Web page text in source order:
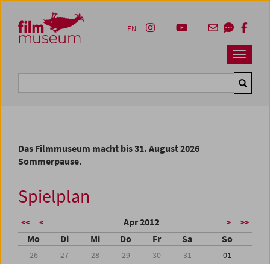
Zum Inhalt
Zum Hauptmenü
Zur Servicenavigation
Zum Suche
Navbar
EN
Das Filmmuseum macht bis 31. August 2026
Sommerpause.
Spielplan
<< < Apr 2012 > >>
Mo Di Mi Do Fr Sa So
26 27 28 29 30 31
01